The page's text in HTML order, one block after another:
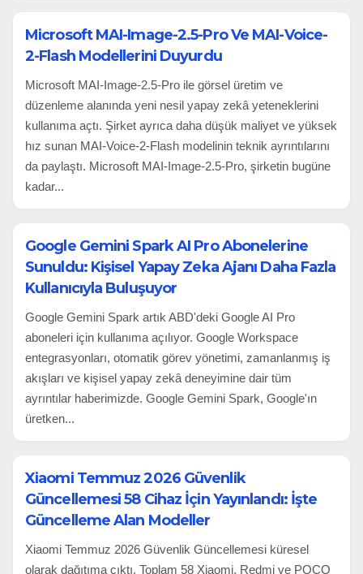
Microsoft MAI-Image-2.5-Pro Ve MAI-Voice-
2-Flash Modellerini Duyurdu
Microsoft MAI-Image-2.5-Pro ile görsel üretim ve
düzenleme alanında yeni nesil yapay zekâ yeteneklerini
kullanıma açtı. Şirket ayrıca daha düşük maliyet ve yüksek
hız sunan MAI-Voice-2-Flash modelinin teknik ayrıntılarını
da paylaştı. Microsoft MAI-Image-2.5-Pro, şirketin bugüne
kadar...
Google Gemini Spark AI Pro Abonelerine
Sunuldu: Kişisel Yapay Zeka Ajanı Daha Fazla
Kullanıcıyla Buluşuyor
Google Gemini Spark artık ABD'deki Google AI Pro
aboneleri için kullanıma açılıyor. Google Workspace
entegrasyonları, otomatik görev yönetimi, zamanlanmış iş
akışları ve kişisel yapay zekâ deneyimine dair tüm
ayrıntılar haberimizde. Google Gemini Spark, Google'ın
üretken...
Xiaomi Temmuz 2026 Güvenlik
Güncellemesi 58 Cihaz İçin Yayınlandı: İşte
Güncelleme Alan Modeller
Xiaomi Temmuz 2026 Güvenlik Güncellemesi küresel
olarak dağıtıma çıktı. Toplam 58 Xiaomi, Redmi ve POCO